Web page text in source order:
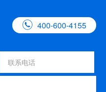
 400-600-4155